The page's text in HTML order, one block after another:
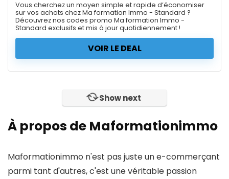
Vous cherchez un moyen simple et rapide d’économiser
sur vos achats chez Ma formation Immo - Standard ?
Découvrez nos codes promo Ma formation Immo -
Standard exclusifs et mis à jour quotidiennement !
VOIR LE DEAL
Show next
À propos de Maformationimmo
Maformationimmo n'est pas juste un e-commerçant
parmi tant d'autres, c'est une véritable passion